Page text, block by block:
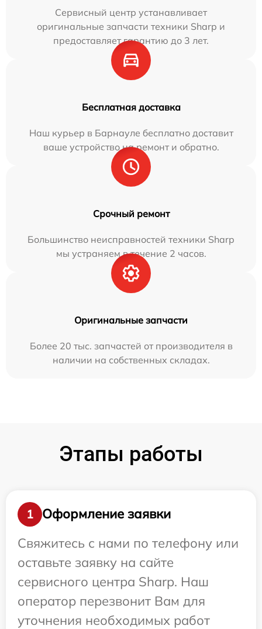
Сервисный центр устанавливает
оригинальные запчасти техники Sharp и
предоставляет гарантию до 3 лет.
Бесплатная доставка
Наш курьер в Барнауле бесплатно доставит
ваше устройство на ремонт и обратно.
Срочный ремонт
Большинство неисправностей техники Sharp
мы устраняем в течение 2 часов.
Оригинальные запчасти
Более 20 тыс. запчастей от производителя в
наличии на собственных складах.
Этапы работы
1
Оформление заявки
Свяжитесь с нами по телефону или
оставьте заявку на сайте
сервисного центра Sharp. Наш
оператор перезвонит Вам для
уточнения необходимых работ